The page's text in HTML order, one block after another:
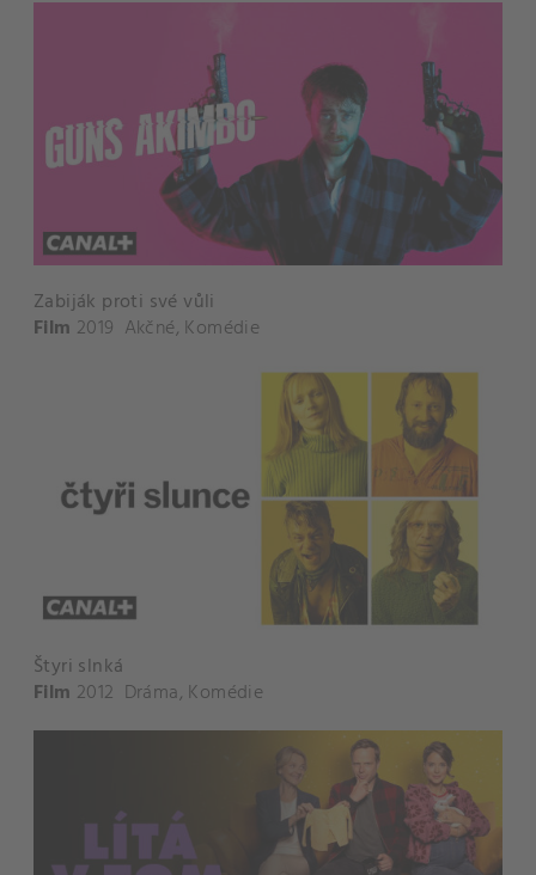
Zabiják proti své vůli
Film 2019 Akčné, Komédie
Štyri slnká
Film 2012 Dráma, Komédie